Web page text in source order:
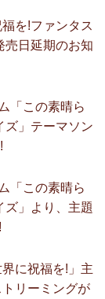
を!ファンタス
売日延期のお知
「この素晴ら
ズ」テーマソン
「この素晴ら
ズ」より、主題
に祝福を!」主
リーミングが